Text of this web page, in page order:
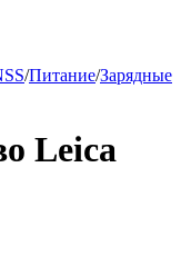
/Питание/Зарядные
Leica